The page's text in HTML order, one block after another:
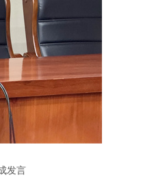
发言